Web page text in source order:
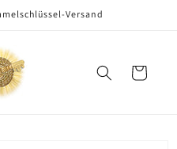
Versand
Warenkorb